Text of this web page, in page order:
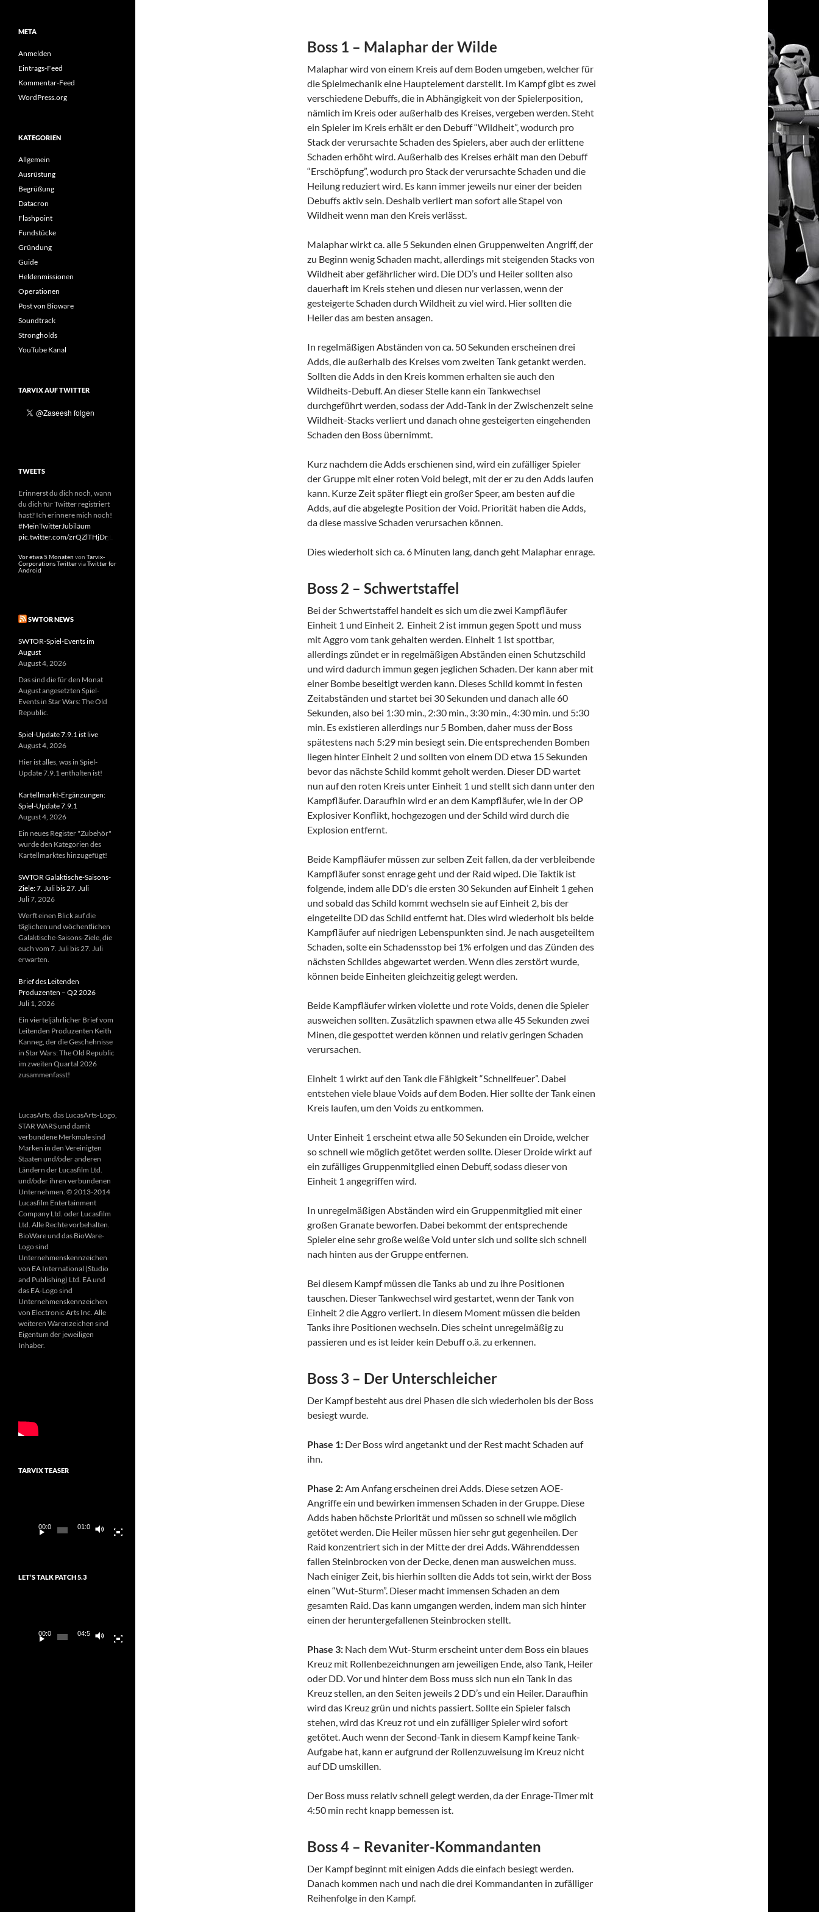
Boss 1 – Malaphar der Wilde
Malaphar wird von einem Kreis auf dem Boden umgeben, welcher für
die Spielmechanik eine Hauptelement darstellt. Im Kampf gibt es zwei
verschiedene Debuffs, die in Abhängigkeit von der Spielerposition,
nämlich im Kreis oder außerhalb des Kreises, vergeben werden. Steht
ein Spieler im Kreis erhält er den Debuff “Wildheit”, wodurch pro
Stack der verursachte Schaden des Spielers, aber auch der erlittene
Schaden erhöht wird. Außerhalb des Kreises erhält man den Debuff
“Erschöpfung”, wodurch pro Stack der verursachte Schaden und die
Heilung reduziert wird. Es kann immer jeweils nur einer der beiden
Debuffs aktiv sein. Deshalb verliert man sofort alle Stapel von
Wildheit wenn man den Kreis verlässt.
Malaphar wirkt ca. alle 5 Sekunden einen Gruppenweiten Angriff, der
zu Beginn wenig Schaden macht, allerdings mit steigenden Stacks von
Wildheit aber gefährlicher wird. Die DD’s und Heiler sollten also
dauerhaft im Kreis stehen und diesen nur verlassen, wenn der
gesteigerte Schaden durch Wildheit zu viel wird. Hier sollten die
Heiler das am besten ansagen.
In regelmäßigen Abständen von ca. 50 Sekunden erscheinen drei
Adds, die außerhalb des Kreises vom zweiten Tank getankt werden.
Sollten die Adds in den Kreis kommen erhalten sie auch den
Wildheits-Debuff. An dieser Stelle kann ein Tankwechsel
durchgeführt werden, sodass der Add-Tank in der Zwischenzeit seine
Wildheit-Stacks verliert und danach ohne gesteigerten eingehenden
Schaden den Boss übernimmt.
Kurz nachdem die Adds erschienen sind, wird ein zufälliger Spieler
der Gruppe mit einer roten Void belegt, mit der er zu den Adds laufen
kann. Kurze Zeit später fliegt ein großer Speer, am besten auf die
Adds, auf die abgelegte Position der Void. Priorität haben die Adds,
da diese massive Schaden verursachen können.
Dies wiederholt sich ca. 6 Minuten lang, danch geht Malaphar enrage.
Boss 2 – Schwertstaffel
Bei der Schwertstaffel handelt es sich um die zwei Kampfläufer
Einheit 1 und Einheit 2. Einheit 2 ist immun gegen Spott und muss
mit Aggro vom tank gehalten werden. Einheit 1 ist spottbar,
allerdings zündet er in regelmäßigen Abständen einen Schutzschild
und wird dadurch immun gegen jeglichen Schaden. Der kann aber mit
einer Bombe beseitigt werden kann. Dieses Schild kommt in festen
Zeitabständen und startet bei 30 Sekunden und danach alle 60
Sekunden, also bei 1:30 min., 2:30 min., 3:30 min., 4:30 min. und 5:30
min. Es existieren allerdings nur 5 Bomben, daher muss der Boss
spätestens nach 5:29 min besiegt sein. Die entsprechenden Bomben
liegen hinter Einheit 2 und sollten von einem DD etwa 15 Sekunden
bevor das nächste Schild kommt geholt werden. Dieser DD wartet
nun auf den roten Kreis unter Einheit 1 und stellt sich dann unter den
Kampfläufer. Daraufhin wird er an dem Kampfläufer, wie in der OP
Explosiver Konflikt, hochgezogen und der Schild wird durch die
Explosion entfernt.
Beide Kampfläufer müssen zur selben Zeit fallen, da der verbleibende
Kampfläufer sonst enrage geht und der Raid wiped. Die Taktik ist
folgende, indem alle DD’s die ersten 30 Sekunden auf Einheit 1 gehen
und sobald das Schild kommt wechseln sie auf Einheit 2, bis der
eingeteilte DD das Schild entfernt hat. Dies wird wiederholt bis beide
Kampfläufer auf niedrigen Lebenspunkten sind. Je nach ausgeteiltem
Schaden, solte ein Schadensstop bei 1% erfolgen und das Zünden des
nächsten Schildes abgewartet werden. Wenn dies zerstört wurde,
können beide Einheiten gleichzeitig gelegt werden.
Beide Kampfläufer wirken violette und rote Voids, denen die Spieler
ausweichen sollten. Zusätzlich spawnen etwa alle 45 Sekunden zwei
Minen, die gespottet werden können und relativ geringen Schaden
verursachen.
Einheit 1 wirkt auf den Tank die Fähigkeit “Schnellfeuer”. Dabei
entstehen viele blaue Voids auf dem Boden. Hier sollte der Tank einen
Kreis laufen, um den Voids zu entkommen.
Unter Einheit 1 erscheint etwa alle 50 Sekunden ein Droide, welcher
so schnell wie möglich getötet werden sollte. Dieser Droide wirkt auf
ein zufälliges Gruppenmitglied einen Debuff, sodass dieser von
Einheit 1 angegriffen wird.
In unregelmäßigen Abständen wird ein Gruppenmitglied mit einer
großen Granate beworfen. Dabei bekommt der entsprechende
Spieler eine sehr große weiße Void unter sich und sollte sich schnell
nach hinten aus der Gruppe entfernen.
Bei diesem Kampf müssen die Tanks ab und zu ihre Positionen
tauschen. Dieser Tankwechsel wird gestartet, wenn der Tank von
Einheit 2 die Aggro verliert. In diesem Moment müssen die beiden
Tanks ihre Positionen wechseln. Dies scheint unregelmäßig zu
passieren und es ist leider kein Debuff o.ä. zu erkennen.
Boss 3 – Der Unterschleicher
Der Kampf besteht aus drei Phasen die sich wiederholen bis der Boss
besiegt wurde.
Phase 1: Der Boss wird angetankt und der Rest macht Schaden auf
ihn.
Phase 2:Am Anfang erscheinen drei Adds. Diese setzen AOE-
Angriffe ein und bewirken immensen Schaden in der Gruppe. Diese
Adds haben höchste Priorität und müssen so schnell wie möglich
getötet werden. Die Heiler müssen hier sehr gut gegenheilen. Der
Raid konzentriert sich in der Mitte der drei Adds. Währenddessen
fallen Steinbrocken von der Decke, denen man ausweichen muss.
Nach einiger Zeit, bis hierhin sollten die Adds tot sein, wirkt der Boss
einen “Wut-Sturm”. Dieser macht immensen Schaden an dem
gesamten Raid. Das kann umgangen werden, indem man sich hinter
einen der heruntergefallenen Steinbrocken stellt.
Phase 3: Nach dem Wut-Sturm erscheint unter dem Boss ein blaues
Kreuz mit Rollenbezeichnungen am jeweiligen Ende, also Tank, Heiler
oder DD. Vor und hinter dem Boss muss sich nun ein Tank in das
Kreuz stellen, an den Seiten jeweils 2 DD’s und ein Heiler. Daraufhin
wird das Kreuz grün und nichts passiert. Sollte ein Spieler falsch
stehen, wird das Kreuz rot und ein zufälliger Spieler wird sofort
getötet. Auch wenn der Second-Tank in diesem Kampf keine Tank-
Aufgabe hat, kann er aufgrund der Rollenzuweisung im Kreuz nicht
auf DD umskillen.
Der Boss muss relativ schnell gelegt werden, da der Enrage-Timer mit
4:50 min recht knapp bemessen ist.
Boss 4 – Revaniter-Kommandanten
Der Kampf beginnt mit einigen Adds die einfach besiegt werden.
Danach kommen nach und nach die drei Kommandanten in zufälliger
Reihenfolge in den Kampf.
META
Anmelden
Eintrags-Feed
Kommentar-Feed
WordPress.org
KATEGORIEN
Allgemein
Ausrüstung
Begrüßung
Datacron
Flashpoint
Fundstücke
Gründung
Guide
Heldenmissionen
Operationen
Post von Bioware
Soundtrack
Strongholds
YouTube Kanal
TARVIX AUF TWITTER
TWEETS
Erinnerst du dich noch, wann
du dich für Twitter registriert
hast? Ich erinnere mich noch!
#MeinTwitterJubiläum
pic.twitter.com/GITNW4yvgL
Vor etwa einem Jahr von Tarvix-
Corporations TwitterviaTwitter for
Android
SWTOR NEWS
SWTOR-Spiel-Events im
August
August 4, 2026
Das sind die für den Monat
August angesetzten Spiel-
Events in Star Wars: The Old
Republic.
Spiel-Update 7.9.1 ist live
August 4, 2026
Hier ist alles, was in Spiel-
Update 7.9.1 enthalten ist!
Kartellmarkt-Ergänzungen:
Spiel-Update 7.9.1
August 4, 2026
Ein neues Register "Zubehör"
wurde den Kategorien des
Kartellmarktes hinzugefügt!
SWTOR Galaktische-Saisons-
Ziele: 7. Juli bis 27. Juli
Juli 7, 2026
Werft einen Blick auf die
täglichen und wöchentlichen
Galaktische-Saisons-Ziele, die
euch vom 7. Juli bis 27. Juli
erwarten.
Brief des Leitenden
Produzenten – Q2 2026
Juli 1, 2026
Ein vierteljährlicher Brief vom
Leitenden Produzenten Keith
Kanneg, der die Geschehnisse
in Star Wars: The Old Republic
im zweiten Quartal 2026
zusammenfasst!
LucasArts, das LucasArts-Logo,
STAR WARS und damit
verbundene Merkmale sind
Marken in den Vereinigten
Staaten und/oder anderen
Ländern der Lucasfilm Ltd.
und/oder ihren verbundenen
Unternehmen. © 2013-2014
Lucasfilm Entertainment
Company Ltd. oder Lucasfilm
Ltd. Alle Rechte vorbehalten.
BioWare und das BioWare-
Logo sind
Unternehmenskennzeichen
von EA International (Studio
and Publishing) Ltd. EA und
das EA-Logo sind
Unternehmenskennzeichen
von Electronic Arts Inc. Alle
weiteren Warenzeichen sind
Eigentum der jeweiligen
Inhaber.
TARVIX TEASER
00:00 01:03
LET’S TALK PATCH 5.3
00:00 04:54